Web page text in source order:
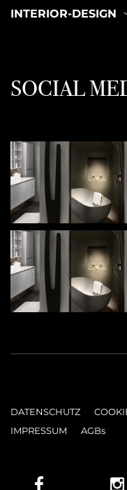
INTERIOR-DESIGN
SOCIAL
DATENSCHUTZ
IMPRESSUM
AGBs